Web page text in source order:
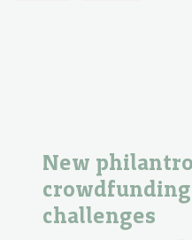
New
challenges